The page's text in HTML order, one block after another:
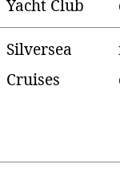
Yacht Club
Silversea
Cruises